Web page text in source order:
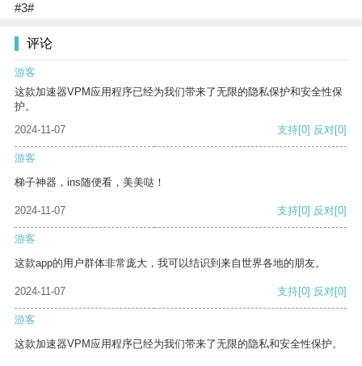
#3#
评论
游客
这款加速器VPM应用程序已经为我们带来了无限的隐私保护和安全性保
护。
2024-11-07
支持[0] 反对[0]
游客
梯子神器，ins随便看，美美哒！
2024-11-07 支持[0] 反对[0]
游客
这款app的用户群体非常庞大，我可以结识到来自世界各地的朋友。
2024-11-07 支持[0] 反对[0]
游客
这款加速器VPM应用程序已经为我们带来了无限的隐私和安全性保护。